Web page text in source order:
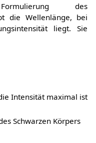
des
die Wellenlänge, bei
liegt. Sie
Intensität maximal ist
Schwarzen Körpers